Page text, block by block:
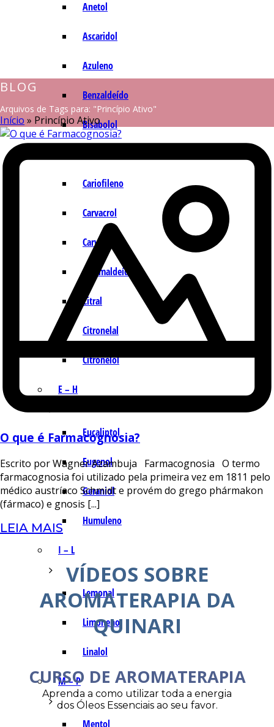
Anetol
Ascaridol
Azuleno
Benzaldeído
Bisabolol
Cariofileno
Carvacrol
Carvona
Cinamaldeído
Citral
Citronelal
Citronelol
E – H
Eucaliptol
Eugenol
Geraniol
Humuleno
I – L
Lemonal
Limoneno
Linalol
M – P
Mentol
BLOG
Arquivos de Tags para: "Princípio Ativo"
Início » Princípio Ativo
O que é Farmacognosia?
Escrito por Wagner Azambuja Farmacognosia O termo
farmacognosia foi utilizado pela primeira vez em 1811 pelo
médico austríaco Schmidt e provém do grego phármakon
(fármaco) e gnosis [...]
LEIA MAIS
VÍDEOS SOBRE
AROMATERAPIA DA
QUINARI
CURSO DE AROMATERAPIA
Aprenda a como utilizar toda a energia
dos Óleos Essenciais ao seu favor.